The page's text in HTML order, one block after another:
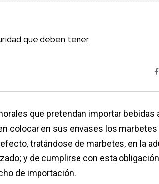
que deben tener
que pretendan importar bebidas
colocar en sus envases los
tratándose de marbetes, en la
y de cumplirse con esta
de importación.